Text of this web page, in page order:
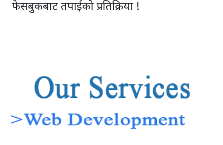
फेसबुकबाट तपाईको प्रतिक्रिया !